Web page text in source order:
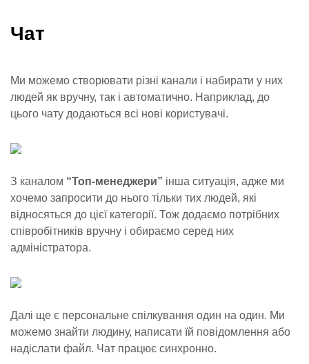
Чат
Ми можемо створювати різні канали і набирати у них
людей як вручну, так і автоматично. Наприклад, до
цього чату додаються всі нові користувачі.
З каналом “Топ-менеджери” інша ситуація, адже ми
хочемо запросити до нього тільки тих людей, які
відносяться до цієї категорії. Тож додаємо потрібних
співробітників вручну і обираємо серед них
адміністратора.
Далі ще є персональне спілкування один на один. Ми
можемо знайти людину, написати їй повідомлення або
надіслати файл. Чат працює синхронно.